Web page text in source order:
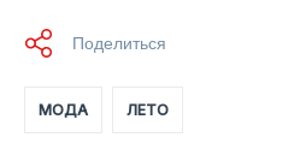
МОДА ЛЕТО